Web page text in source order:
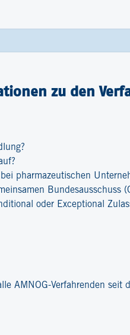
zu den
bei pharmazeutischen
Bundesausschuss
oder Exceptional
AMNOG-Verfahrenden seit